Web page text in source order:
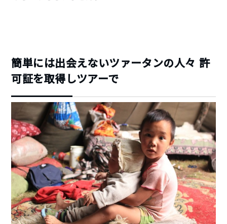
簡単には出会えないツァータンの人々 許
可証を取得しツアーで